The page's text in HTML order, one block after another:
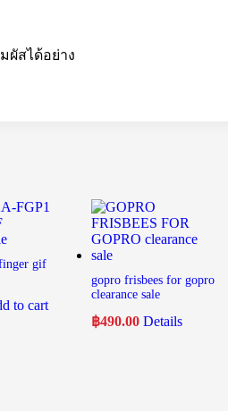
ผัสได้อย่าง
gif
to cart
gopro frisbees for gopro
clearance sale
฿490.00 Details